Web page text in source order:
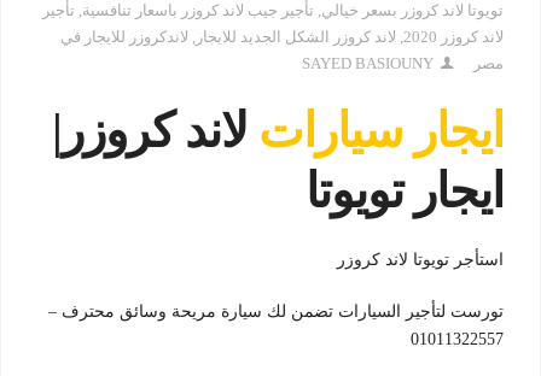
تويوتا لاند كروزر بسعر خيالي, تأجير جيب لاند كروزر باسعار تنافسية, تأجير
لاند كروزر 2020
, لاند كروزر الشكل الجديد للايجار , لاندكروزر للايجار في
مصر
SAYED BASIOUNY
ايجار سيارات لاند كروزر|
ايجار تويوتا
استأجر تويوتا لاند كروزر
تورست لتأجير السيارات تضمن لك سيارة مريحة وسائق محترف –
01011322557